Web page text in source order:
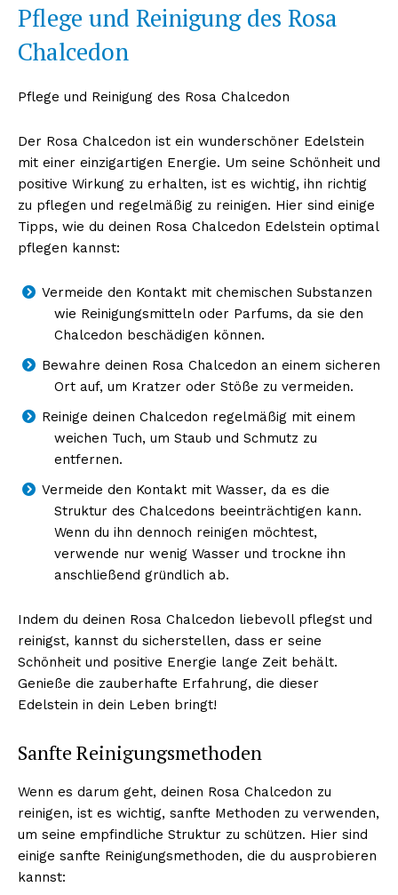
Pflege und Reinigung des Rosa
Chalcedon
Pflege und Reinigung des Rosa Chalcedon
Der Rosa Chalcedon ist ein wunderschöner Edelstein
mit einer einzigartigen Energie. Um seine Schönheit und
positive Wirkung zu erhalten, ist es wichtig, ihn richtig
zu pflegen und regelmäßig zu reinigen. Hier sind einige
Tipps, wie du deinen Rosa Chalcedon Edelstein optimal
pflegen kannst:
Vermeide den Kontakt mit chemischen Substanzen
wie Reinigungsmitteln oder Parfums, da sie den
Chalcedon beschädigen können.
Bewahre deinen Rosa Chalcedon an einem sicheren
Ort auf, um Kratzer oder Stöße zu vermeiden.
Reinige deinen Chalcedon regelmäßig mit einem
weichen Tuch, um Staub und Schmutz zu
entfernen.
Vermeide den Kontakt mit Wasser, da es die
Struktur des Chalcedons beeinträchtigen kann.
Wenn du ihn dennoch reinigen möchtest,
verwende nur wenig Wasser und trockne ihn
anschließend gründlich ab.
Indem du deinen Rosa Chalcedon liebevoll pflegst und
reinigst, kannst du sicherstellen, dass er seine
Schönheit und positive Energie lange Zeit behält.
Genieße die zauberhafte Erfahrung, die dieser
Edelstein in dein Leben bringt!
Sanfte Reinigungsmethoden
Wenn es darum geht, deinen Rosa Chalcedon zu
reinigen, ist es wichtig, sanfte Methoden zu verwenden,
um seine empfindliche Struktur zu schützen. Hier sind
einige sanfte Reinigungsmethoden, die du ausprobieren
kannst: